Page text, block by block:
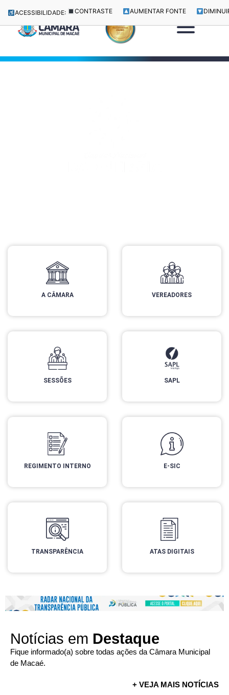
ACESSIBILIDADE: CONTRASTE AUMENTAR FONTE
A CÂMARA VEREADORES
SESSÕES SAPL
REGIMENTO INTERNO E-SIC
TRANSPARÊNCIA ATAS DIGITAIS
Notícias em Destaque
Fique informado(a) sobre todas ações da Câmara Municipal
de Macaé.
+ VEJA MAIS NOTÍCIAS